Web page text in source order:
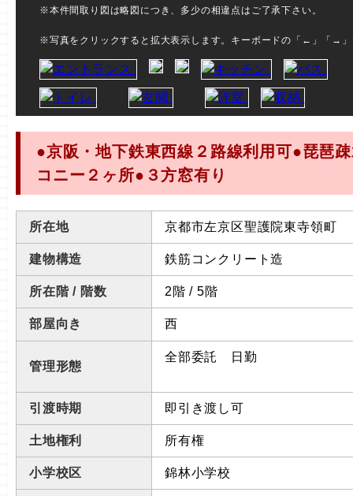
※本件間取り図は略図につき、多少の相違点はご了承下さい。
※写真をクリックすると拡大表示します。キーボードの「←」「→」
●京阪・地下鉄東西線２路線利用可●琵琶
コニー２ヶ所●３方窓有り
所在地 京都市左京区聖護院東寺領町
建物構造 鉄筋コンクリート造
所在階 / 階数 2階 / 5階
部屋向き 西
管理形態
全部委託 日勤
引渡時期 即引き渡し可
土地権利 所有権
小学校区 錦林小学校